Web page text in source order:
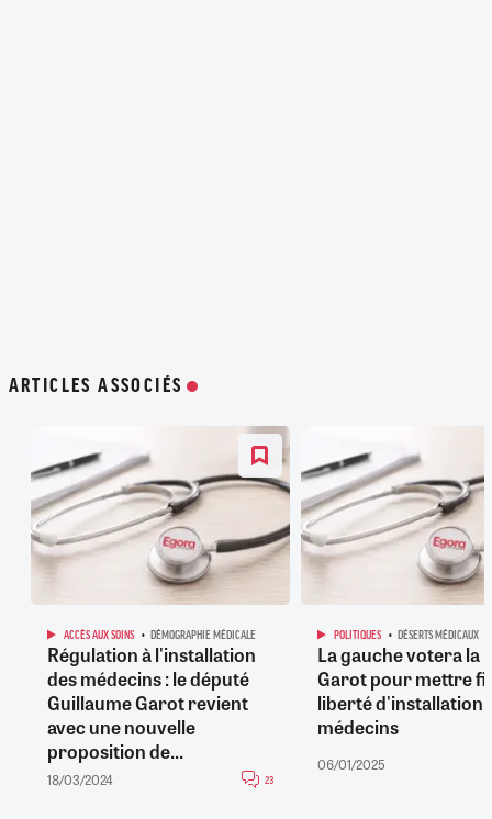
ARTICLES ASSOCIÉS
ACCÈS AUX SOINS DÉMOGRAPHIE MÉDICALE
Régulation à l'installation
des médecins : le député
Guillaume Garot revient
avec une nouvelle
proposition de...
18/03/2024 23
POLITIQUES DÉSERTS MÉDICAUX
La gauche votera la
Garot pour mettre
liberté d'installation
médecins
06/01/2025